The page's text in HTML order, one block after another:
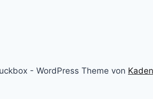
- WordPress Theme von